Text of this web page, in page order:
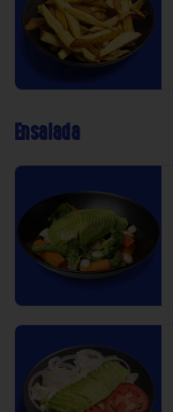
Ensalada